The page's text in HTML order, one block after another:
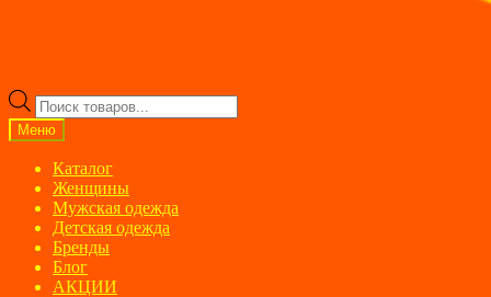
Поиск
товаров
Меню
Каталог
Женщины
Мужская одежда
Детская одежда
Бренды
Блог
АКЦИИ